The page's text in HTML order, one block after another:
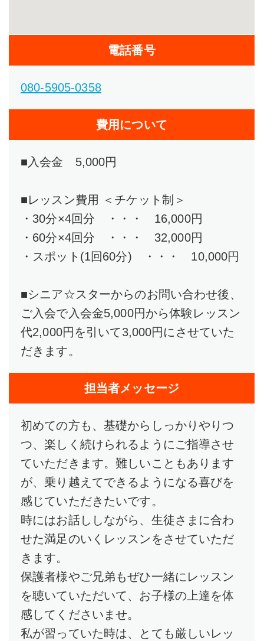
電話番号
080-5905-0358
費用について
■入会金 5,000円
■レッスン費用 ＜チケット制＞
・30分×4回分 ・・・ 16,000円
・60分×4回分 ・・・ 32,000円
・スポット(1回60分) ・・・ 10,000円
■シニア☆スターからのお問い合わせ後、
ご入会で入会金5,000円から体験レッスン
代2,000円を引いて3,000円にさせていた
だきます。
担当者メッセージ
初めての方も、基礎からしっかりやりつ
つ、楽しく続けられるようにご指導させ
ていただきます。難しいこともあります
が、乗り越えてできるようになる喜びを
感じていただきたいです。
時にはお話ししながら、生徒さまに合わ
せた満足のいくレッスンをさせていただ
きます。
保護者様やご兄弟もぜひ一緒にレッスン
を聴いていただいて、お子様の上達を体
感してくださいませ。
私が習っていた時は、とても厳しいレッ